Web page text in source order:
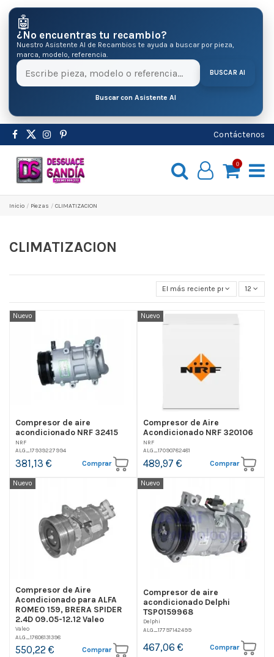
🤖
¿No encuentras tu recambio?
Nuestro Asistente AI de Recambios te ayuda a buscar por pieza,
marca, modelo, referencia.
BUSCAR AI
Buscar con Asistente AI
Contáctenos
0
Inicio Pіezas CLIMATIZACION
CLIMATIZACION
El más reciente primero 12
Nuevo
Compresor de aire
acondicionado NRF 32415
NRF
ALG_17939227994
381,13 € Comprar
Nuevo
Compresor de Aire
Acondicionado NRF 320106
NRF
ALG_17090782481
489,97 € Comprar
Nuevo
Compresor de Aire
Acondicionado para ALFA
ROMEO 159, BRERA SPIDER
2.4D 09.05-12.12 Valeo
Valeo
ALG_17808131398
550,22 € Comprar
Nuevo
Compresor de aire
acondicionado Delphi
TSP0159968
Delphi
ALG_17797142499
467,06 € Comprar